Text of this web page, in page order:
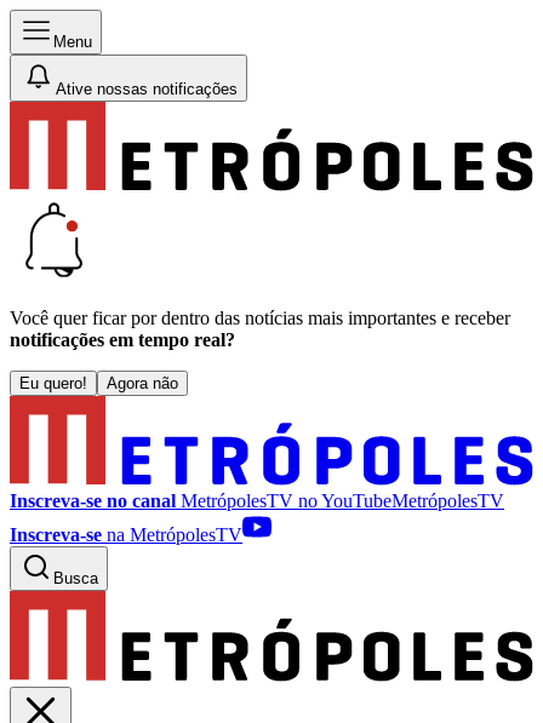
Menu
Ative nossas notificações
Você quer ficar por dentro das notícias mais importantes e receber
notificações em tempo real?
Eu quero! Agora não
Inscreva-se no canal MetrópolesTV noYouTubeMetrópolesTV
Inscreva-se na MetrópolesTV
Busca